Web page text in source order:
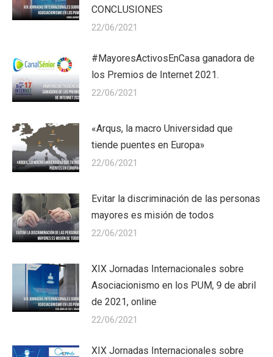
CONCLUSIONES
22/06/2021
#MayoresActivosEnCasa ganadora de
los Premios de Internet 2021.
22/06/2021
«Arqus, la macro Universidad que
tiende puentes en Europa»
22/06/2021
Evitar la discriminación de las personas
mayores es misión de todos
22/06/2021
XIX Jornadas Internacionales sobre
Asociacionismo en los PUM, 9 de abril
de 2021, online
22/06/2021
XIX Jornadas Internacionales sobre